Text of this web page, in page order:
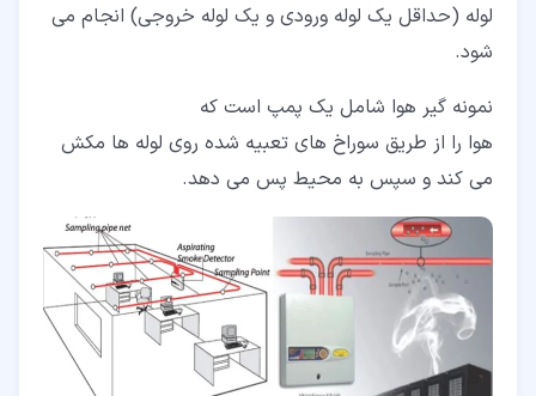
لوله (حداقل یک لوله ورودی و یک لوله خروجی) انجام می
شود.
نمونه گیر هوا شامل یک پمپ است که
هوا را از طریق سوراخ های تعبیه شده روی لوله ها مکش
می کند و سپس به محیط پس می دهد.